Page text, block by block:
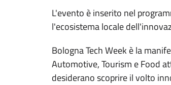
L'evento è inserito nel
l'ecosistema locale
Bologna Tech Week è la
Automotive, Tourism e Food
desiderano scoprire il volto